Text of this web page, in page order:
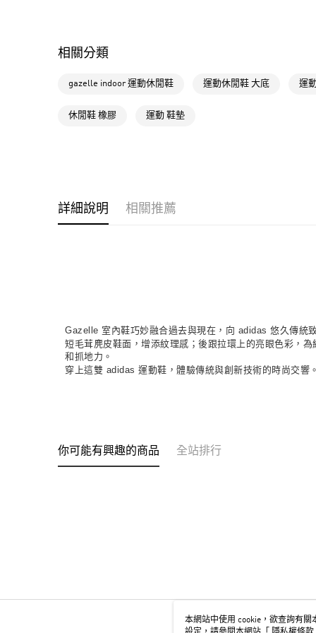
相關分類
gazelle indoor 運動休閒鞋 運動休閒鞋 大底 運
休閒鞋 橡膠 運動 鞋墊
詳細說明 相關推薦
Gazelle 室內鞋巧妙融合過去與現在，向 adidas 悠久傳統
短毛茸麂皮鞋面，增添紋理感；後跟拉環上的亮眼色彩，
和抓地力。
穿上這雙 adidas 運動鞋，體驗傳統與創新技術的時尚交響
你可能有興趣的商品 全站排行
本網站中使用 cookie，欲查詢有關